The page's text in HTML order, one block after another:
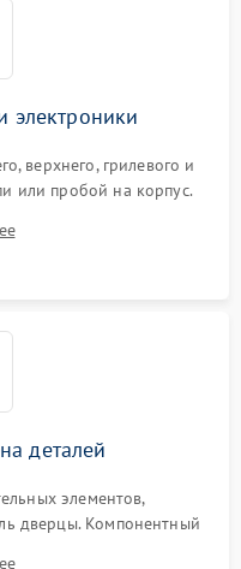
электроники
верхнего, грилевого и
или пробой на корпус.
температуры,
конвекции.
деталей
элементов,
дверцы. Компонентный